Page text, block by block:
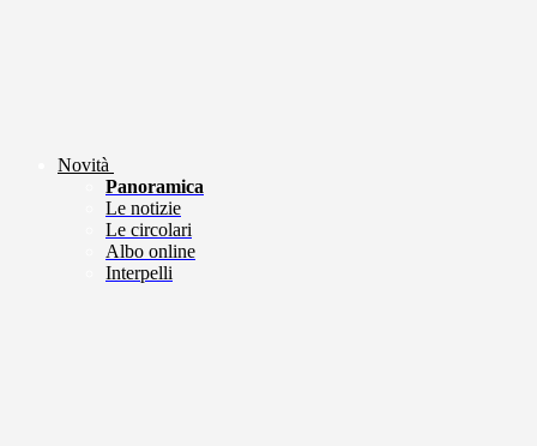
Novità
Panoramica
Le notizie
Le circolari
Albo online
Interpelli